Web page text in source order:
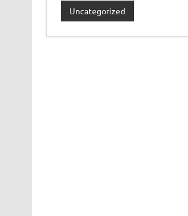
haitianas ganhando enorme
entre amplos setores da população
Uncategorized